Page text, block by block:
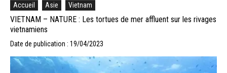
Accueil Asie Vietnam
VIETNAM – NATURE : Les tortues de mer affluent sur les rivages
vietnamiens
Date de publication : 19/04/2023